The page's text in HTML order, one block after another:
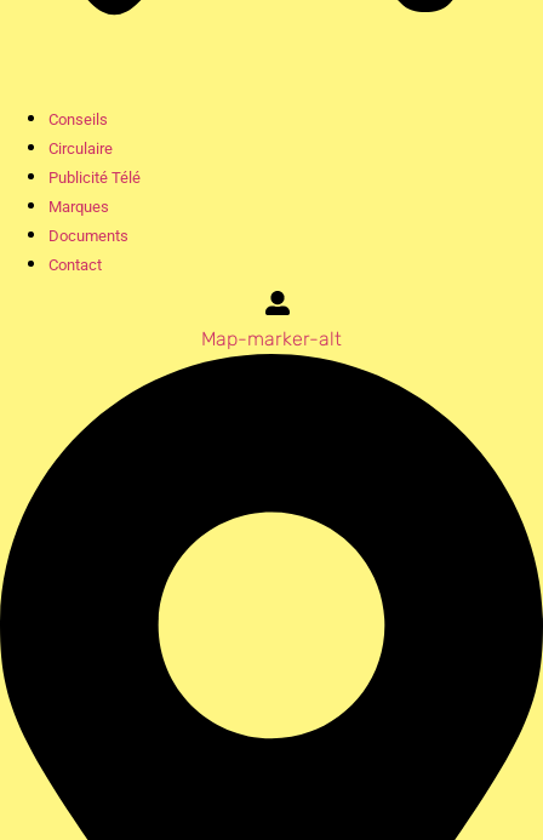
Conseils
Circulaire
Publicité Télé
Marques
Documents
Contact
Map-marker-alt